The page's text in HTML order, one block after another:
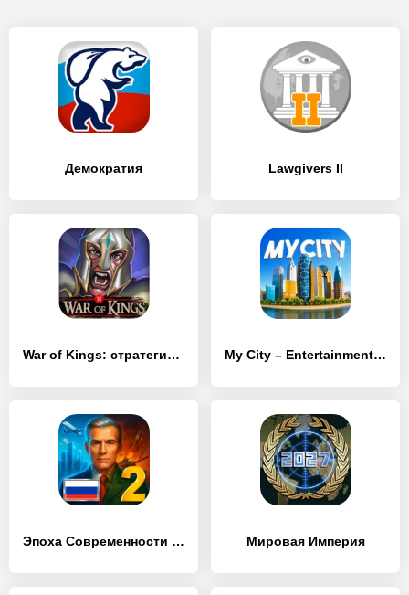
Демократия Lawgivers II
War of Kings: стратегия война игра My City – Entertainment Tycoon
Эпоха Современности 2 Премиум Мировая Империя